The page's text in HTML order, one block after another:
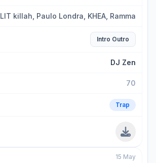
LIT killah, Paulo Londra, KHEA, Ramma
Intro Outro
DJ Zen
70
Trap
15 May